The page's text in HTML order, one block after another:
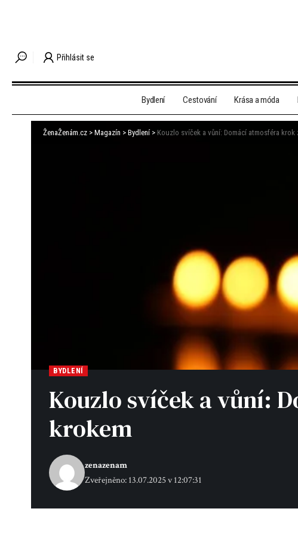
Přihlásit se
Bydlení Cestování Krása a móda
ŽenaŽenám.cz > Magazín > Bydlení> Kouzlo svíček a vůní: Domácí atmosféra krok
BYDLENÍ
Kouzlo svíček a vůní:
krokem
Zveřejněno: 13.07.2025 v 12:07:31
zenazenam